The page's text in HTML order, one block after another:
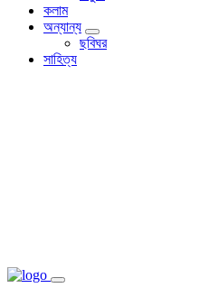
কলাম
অন্যান্য
ছবিঘর
সাহিত্য